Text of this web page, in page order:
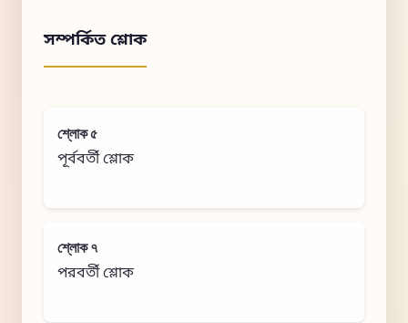
সম্পর্কিত শ্লোক
শ্লোক ৫
পূর্ববর্তী শ্লোক
শ্লোক ৭
পরবর্তী শ্লোক